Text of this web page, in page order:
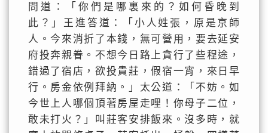
問道：「你們是哪裏來的？如何昏晚到
此？」王進答道：「小人姓張，原是京師
人。今來消折了本錢，無可營用，要去延安
府投奔親眷。不想今日路上貪行了些程途，
錯過了宿店，欲投貴莊，假宿一宵，來日早
行。房金依例拜納。」太公道：「不妨。如
今世上人哪個頂著房屋走哩！你母子二位，
敢未打火？」叫莊客安排飯來。沒多時，就